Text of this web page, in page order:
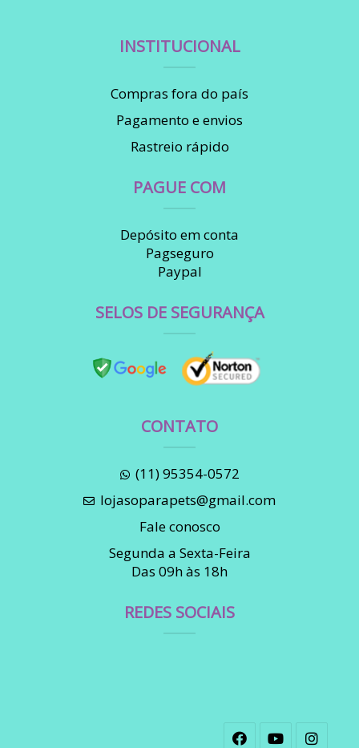
INSTITUCIONAL
Compras fora do país
Pagamento e envios
Rastreio rápido
PAGUE COM
Depósito em conta
Pagseguro
Paypal
SELOS DE SEGURANÇA
CONTATO
(11) 95354-0572
lojasoparapets@gmail.com
Fale conosco
Segunda a Sexta-Feira
Das 09h às 18h
REDES SOCIAIS